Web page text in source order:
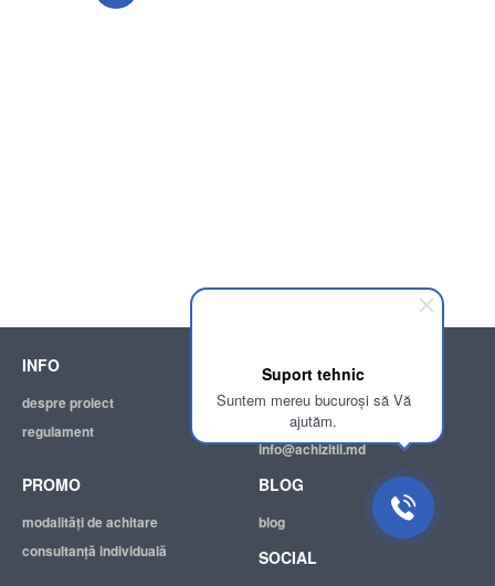
Suport tehnic
Suntem mereu bucuroși să Vă
ajutăm.
INFO
despre proiect
regulament
SUPPORT
ajutor
adresa electronică:
info@achizitii.md
PROMO
modalităţi de achitare
consultanță individuală
BLOG
blog
SOCIAL